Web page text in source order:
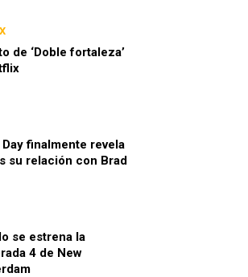
de ‘Doble fortaleza’
finalmente revela
su relación con Brad
se estrena la
4 de New